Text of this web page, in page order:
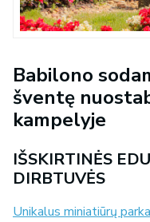
Babilono
šventę
kampelyje
IŠSKIRTINĖS
DIRBTUVĖS
Unikalus miniatiūrų